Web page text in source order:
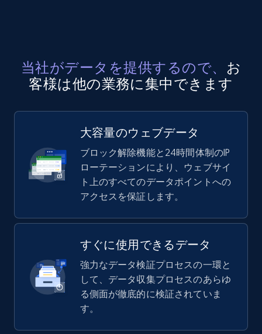
当社がデータを提供するので、 お
客様は他の業務に集中できます
大容量のウェブデータ
ブロック解除機能と24時間体制のIP
ローテーションにより、ウェブサイ
ト上のすべてのデータポイントへの
アクセスを保証します。
すぐに使用できるデータ
強力なデータ検証プロセスの一環と
して、データ収集プロセスのあらゆ
る側面が徹底的に検証されていま
す。